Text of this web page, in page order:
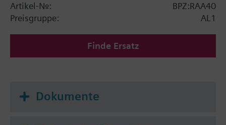
Artikel-Nr.:
BPZ:RAA40
Preisgruppe:
AL1
Finde Ersatz
Dokumente